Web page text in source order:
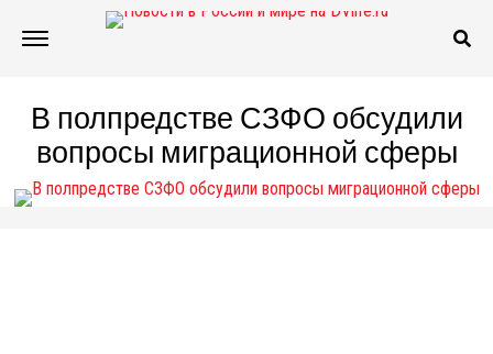
В полпредстве СЗФО обсудили
вопросы миграционной сферы